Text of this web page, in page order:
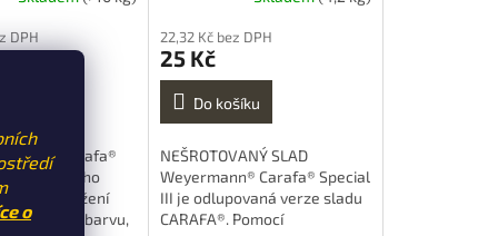
o
DPH
Carafa®
z kvalitního
pražení
hnědou barvu,
22,32 Kč bez DPH
25 Kč
Do košíku
NEŠROTOVANÝ SLAD
Weyermann® Carafa® Special
III je odlupovaná verze sladu
CARAFA®. Pomocí